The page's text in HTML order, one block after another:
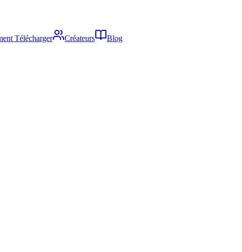
Télécharger Créateurs Blog